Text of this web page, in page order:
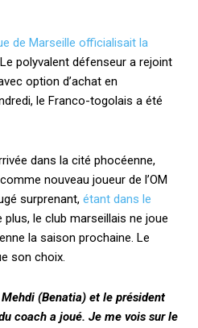
de Marseille officialisait la
polyvalent défenseur a rejoint
option d’achat en
le Franco-togolais a été
dans la cité phocéenne,
nouveau joueur de l’OM
surprenant, étant dans le
plus, le club marseillais ne joue
la saison prochaine. Le
son choix.
(Benatia) et le président
coach a joué. Je me vois sur le